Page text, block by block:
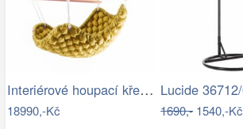
Interiérové houpací křeslo Swingy In…
18990,-Kč 1690,-1540,-Kč